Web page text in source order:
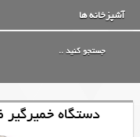
آشپزخانه ها
دستگاه